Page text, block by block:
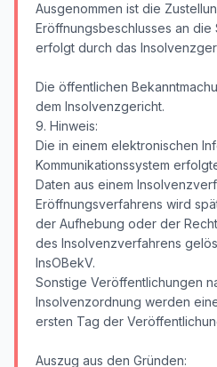
Ausgenommen ist die
Eröffnungsbeschlusses an die
erfolgt durch das
Die öffentlichen
dem Insolvenzgericht.
9. Hinweis:
Die in einem elektronischen
Kommunikationssystem
Daten aus einem
Eröffnungsverfahrens wird
der Aufhebung oder der
des Insolvenzverfahrens
InsOBekV.
Sonstige Veröffentlichungen
Insolvenzordnung werden
ersten Tag der
Auszug aus den Gründen: